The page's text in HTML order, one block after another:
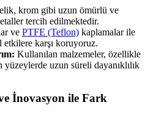
krom gibi uzun ömürlü ve
tercih edilmektedir.
ve PTFE (Teflon) kaplamalar ile
etkilere karşı koruyoruz.
Kullanılan malzemeler, özellikle
yüzeylerde uzun süreli dayanıklılık
İnovasyon ile Fark